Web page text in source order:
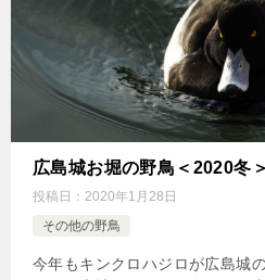
広島城お堀の野鳥＜2020冬＞
投稿日： 2020年1月28日
その他の野鳥
今年もキンクロハジロが広島城